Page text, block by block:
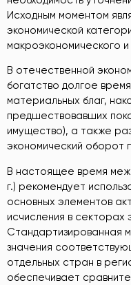
Исходным моментом
экономической
макроэкономического
В отечественной
богатство долгое
материальных благ,
предшествовавших
имущество), а также
экономический оборот
В настоящее время
г.) рекомендует
основных элементов
исчисления в секторах
Стандартизированная
значения
отдельных стран в
обеспечивает